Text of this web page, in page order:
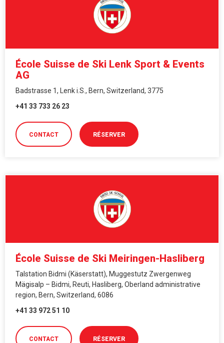
École Suisse de Ski Lenk Sport & Events
AG
Badstrasse 1, Lenk i.S., Bern, Switzerland, 3775
+41 33 733 26 23
CONTACT RÉSERVER
École Suisse de Ski Meiringen-Hasliberg
Talstation Bidmi (Käserstatt), Muggestutz Zwergenweg
Mägisalp – Bidmi, Reuti, Hasliberg, Oberland administrative
region, Bern, Switzerland, 6086
+41 33 972 51 10
CONTACT RÉSERVER